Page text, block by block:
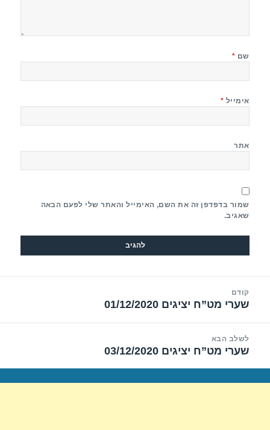
שם *
אימייל *
אתר
שמור בדפדפן זה את השם, האימייל והאתר שלי לפעם הבאה
שאגיב.
קודם
הפוסט
שערי מט”ח יציגים 01/12/2020
לשלב הבא
הפוסט
שערי מט”ח יציגים 03/12/2020